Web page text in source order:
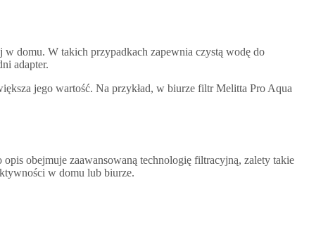
domu. W takich przypadkach zapewnia czystą wodę do
adapter.
jego wartość. Na przykład, w biurze filtr Melitta Pro Aqua
obejmuje zaawansowaną technologię filtracyjną, zalety takie
w domu lub biurze.